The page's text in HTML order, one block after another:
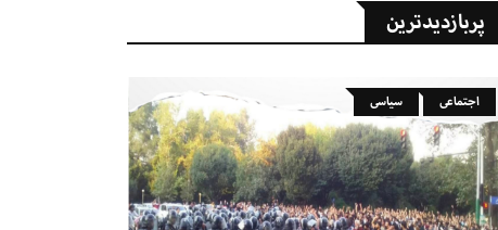
پربازدیدترین
اجتماعی سیاسی